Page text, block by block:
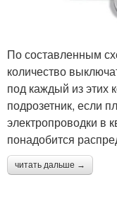
По составленным
количество
под каждый из этих
подрозетник, если
электропроводки в
понадобится
читать дальше →